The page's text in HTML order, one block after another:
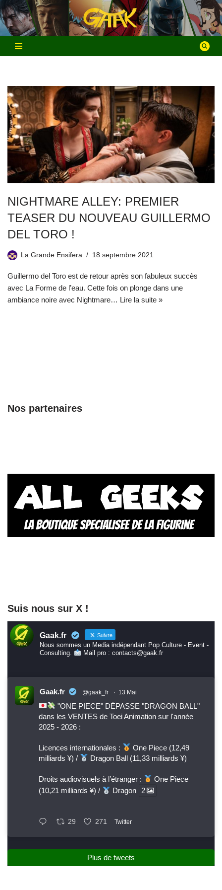
Aller
au
contenu
NIGHTMARE ALLEY: PREMIER
TEASER DU NOUVEAU GUILLERMO
DEL TORO !
La Grande Ensifera 18 septembre 2021
Guillermo del Toro est de retour après son fabuleux succès
avec La Forme de l’eau. Cette fois on plonge dans une
ambiance noire avec Nightmare… Lire la suite »
Nos partenaires
Suis nous sur X !
Gaak.fr Suivre
Nous sommes un Media indépendant Pop Culture - Event -
Consulting.
Mail pro : contacts@gaak.fr
Gaak.fr @gaak_fr · 13 Mai
"ONE PIECE" DÉPASSE "DRAGON BALL"
dans les VENTES de Toei Animation sur l'année
2025 - 2026 :
Licences internationales :
One Piece (12,49
milliards ¥) /
Dragon Ball (11,33 milliards ¥)
Droits audiovisuels à l’étranger :
One Piece
(10,21 milliards ¥) /
Dragon 2
29 271 Twitter
Plus de tweets